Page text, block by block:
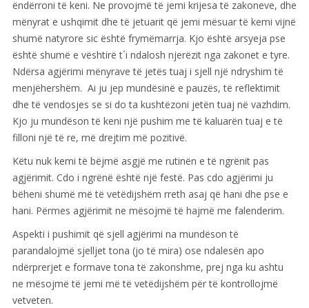
ëndërroni të keni. Ne provojmë të jemi krijesa të zakoneve, dhe
mënyrat e ushqimit dhe të jetuarit që jemi mësuar të kemi vijnë
shumë natyrore sic është frymëmarrja. Kjo është arsyeja pse
është shumë e vështirë t´i ndalosh njerëzit nga zakonet e tyre.
Ndërsa agjërimi mënyrave të jetës tuaj i sjell një ndryshim të
menjëhershëm. Ai ju jep mundësinë e pauzës, të reflektimit
dhe të vendosjes se si do ta kushtëzoni jetën tuaj në vazhdim.
Kjo ju mundëson të keni një pushim me të kaluarën tuaj e të
filloni një të re, më drejtim më pozitivë.
Këtu nuk kemi të bëjmë asgjë me rutinën e të ngrënit pas
agjërimit. Cdo i ngrënë është një festë. Pas cdo agjërimi ju
bëheni shumë më të vetëdijshëm rreth asaj që hani dhe pse e
hani. Përmes agjërimit ne mësojmë të hajmë me falenderim.
Aspekti i pushimit që sjell agjërimi na mundëson të
parandalojmë sjelljet tona (jo të mira) ose ndalesën apo
ndërprerjet e formave tona të zakonshme, prej nga ku ashtu
ne mësojmë të jemi më të vetëdijshëm për të kontrollojmë
vetveten.